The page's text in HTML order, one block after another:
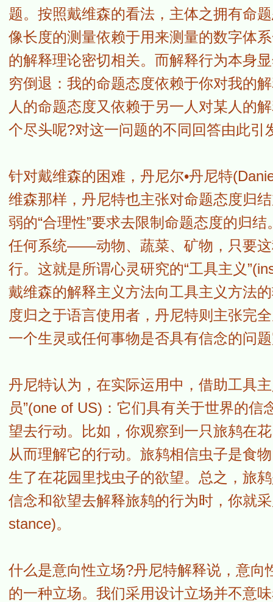
题。按照戴维森的看法，主体之拥有命
像长度的测量依赖于用来测量的数字体
的解释理论密切相关。而解释行为本身
穷倒退：我的命题态度依赖于你对我的
人的命题态度又依赖于另一人对某人的
个尽头呢?对这一问题的不同回答由此引
针对戴维森的困难，丹尼尔•丹尼特
维森那样，丹尼特也主张对命题态度归
弱的“合理性”要求去限制命题态度的归
任何系统——动物、蔬菜、矿物，只要这
行。这就是所谓心灵研究的“工具主义
戴维森的解释主义方法向工具主义方法
度归之于语言使用者，丹尼特则主张完
一个生灵或任何事物是否具有信念的问
丹尼特认为，在实际运用中，借助工具
员”(one of US)：它们具有关于世界的
望去行动。比如，你观察到一只旅鸫在
从而理解它的行动。旅鸫相信虫子是食
生了在花园里找虫子的欲望。总之，旅
信念和欲望去解释旅鸫的行为时，你就
stance)。
什么是意向性立场?丹尼特解释说，意
的一种立场。我们采用设计立场并不意